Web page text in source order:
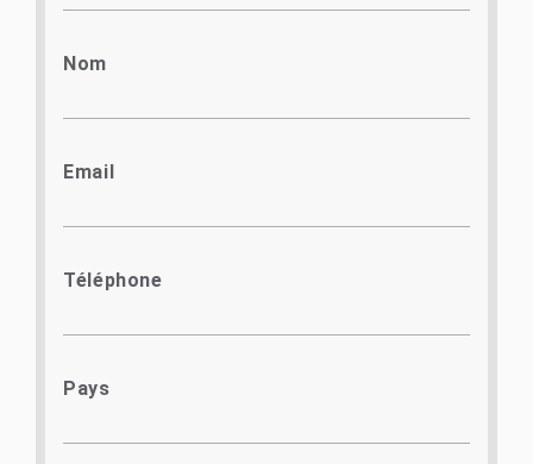
Nom
Email
Téléphone
Pays